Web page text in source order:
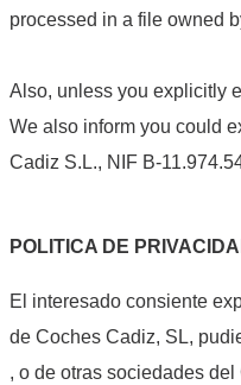
processed in a file owned
Also, unless you explicitly
We also inform you could
Cadiz S.L., NIF B-
POLITICA DE
El interesado consiente
de Coches Cadiz, SL,
, o de otras sociedades del